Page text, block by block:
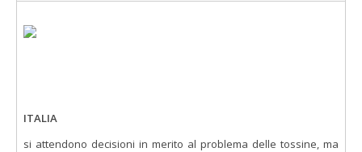
ITALIA
si attendono decisioni in merito al problema delle tossine, ma